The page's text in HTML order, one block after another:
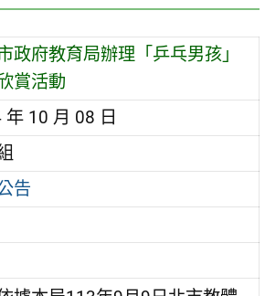
政府教育局辦理「乒乓男孩」
賞活動
年 10 月 08 日
告